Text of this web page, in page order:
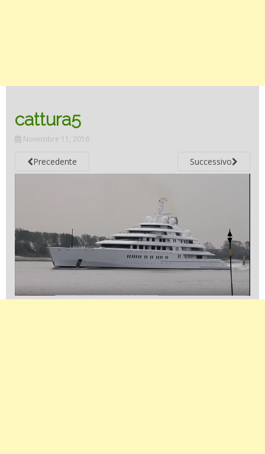
cattura5
Novembre 11, 2016
Precedente Successivo